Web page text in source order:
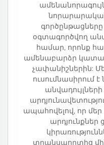
օգտագործվող
համար, որոնք
ամենաբարձր
չափանիշներին:
ուսումնասիրում է
ապահովելով, որ
տրանսպորտից